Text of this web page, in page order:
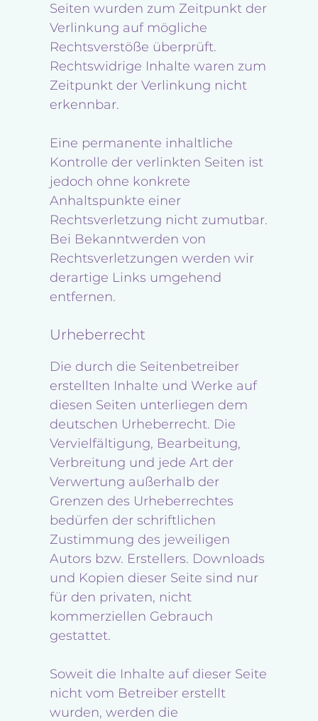
Seiten wurden zum Zeitpunkt der
Verlinkung auf mögliche
Rechtsverstöße überprüft.
Rechtswidrige Inhalte waren zum
Zeitpunkt der Verlinkung nicht
erkennbar.
Eine permanente inhaltliche
Kontrolle der verlinkten Seiten ist
jedoch ohne konkrete
Anhaltspunkte einer
Rechtsverletzung nicht zumutbar.
Bei Bekanntwerden von
Rechtsverletzungen werden wir
derartige Links umgehend
entfernen.
Urheberrecht
Die durch die Seitenbetreiber
erstellten Inhalte und Werke auf
diesen Seiten unterliegen dem
deutschen Urheberrecht. Die
Vervielfältigung, Bearbeitung,
Verbreitung und jede Art der
Verwertung außerhalb der
Grenzen des Urheberrechtes
bedürfen der schriftlichen
Zustimmung des jeweiligen
Autors bzw. Erstellers. Downloads
und Kopien dieser Seite sind nur
für den privaten, nicht
kommerziellen Gebrauch
gestattet.
Soweit die Inhalte auf dieser Seite
nicht vom Betreiber erstellt
wurden, werden die